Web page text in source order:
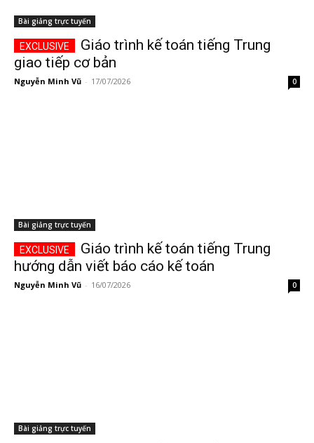
Bài giảng trực tuyến
Giáo trình kế toán tiếng Trung
giao tiếp cơ bản
Nguyễn Minh Vũ - 17/07/2026 0
Bài giảng trực tuyến
Giáo trình kế toán tiếng Trung
hướng dẫn viết báo cáo kế toán
Nguyễn Minh Vũ - 16/07/2026 0
Bài giảng trực tuyến